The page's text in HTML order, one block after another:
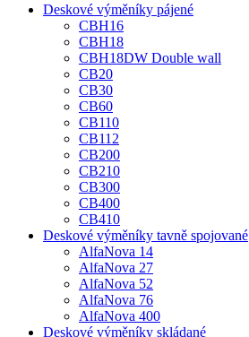
Deskové výměníky pájené
CBH16
CBH18
CBH18DW Double wall
CB20
CB30
CB60
CB110
CB112
CB200
CB210
CB300
CB400
CB410
Deskové výměníky tavně spojované
AlfaNova 14
AlfaNova 27
AlfaNova 52
AlfaNova 76
AlfaNova 400
Deskové výměníky skládané